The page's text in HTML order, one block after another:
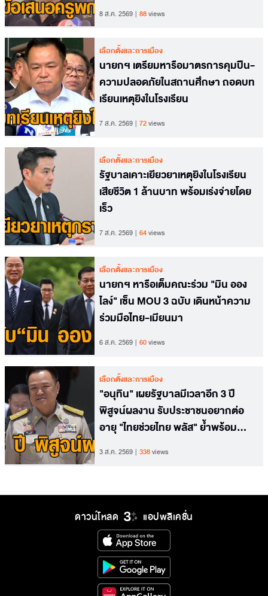
8 ส.ค. 2569 88views
เลือกตั้งและการเมือง
นายกฯ เตรียมหารือมาตรการคุมปืน-
ความปลอดภัยในสถานศึกษา ถอดบท
เรียนเหตุยิงในโรงเรียน
7 ส.ค. 2569 72views
เลือกตั้งและการเมือง
รัฐบาลเคาะเยียวยาเหตุยิงในโรงเรียน
เสียชีวิต 1 ล้านบาท พร้อมเร่งจ่ายโดย
เร็ว
7 ส.ค. 2569 64views
เลือกตั้งและการเมือง
นายกฯ หารือเต็มคณะร่วม "มิน ออง
ไลง์" เซ็น MOU 3 ฉบับ เดินหน้าความ
ร่วมมือไทย-เมียนมา
6 ส.ค. 2569 60views
เลือกตั้งและการเมือง
"อนุทิน" เผยรัฐบาลมีเวลาอีก 3 ปี
พิสูจน์ผลงาน รับประชาชนอยากต่อ
อายุ "ไทยช่วยไทย พลัส" ย้ำพร้อม
3 ส.ค. 2569 338views
ดาวน์โหลด แอปพลิเคชั่น